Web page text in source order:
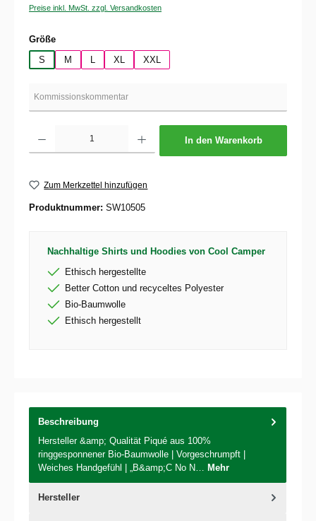
Preise inkl. MwSt. zzgl. Versandkosten
Größeauswählen
S
M XL XXL
In den Warenkorb
Zum Merkzettel hinzufügen
Produktnummer: SW10505
Nachhaltige Shirts und Hoodies von Cool Camper
Ethisch hergestellte
Better Cotton und recyceltes Polyester
Bio-Baumwolle
Ethisch hergestellt
Beschreibung
Hersteller &amp; Qualität Piqué aus 100%
ringgesponnener Bio-Baumwolle | Vorgeschrumpft |
Weiches Handgefühl | „B&amp;C No N… Mehr
Hersteller